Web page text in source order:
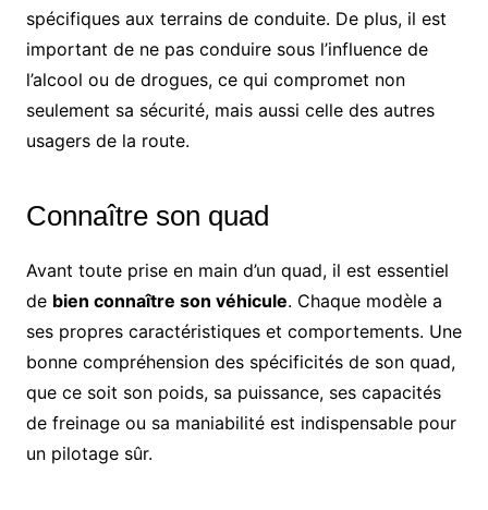
spécifiques aux terrains de conduite. De plus, il est
important de ne pas conduire sous l’influence de
l’alcool ou de drogues, ce qui compromet non
seulement sa sécurité, mais aussi celle des autres
usagers de la route.
Connaître son quad
Avant toute prise en main d’un quad, il est essentiel
de bien connaître son véhicule. Chaque modèle a
ses propres caractéristiques et comportements. Une
bonne compréhension des spécificités de son quad,
que ce soit son poids, sa puissance, ses capacités
de freinage ou sa maniabilité est indispensable pour
un pilotage sûr.